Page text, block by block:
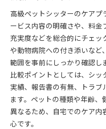
高級ペットシッターのケア
ービス内容の明確さや、料
充実度などを総合的にチェ
や動物病院への付き添いなど
範囲を事前にしっかり確認し
比較ポイントとしては、シ
実績、報告書の有無、トラ
ます。ペットの種類や年齢、
異なるため、自宅でのケア
心です。